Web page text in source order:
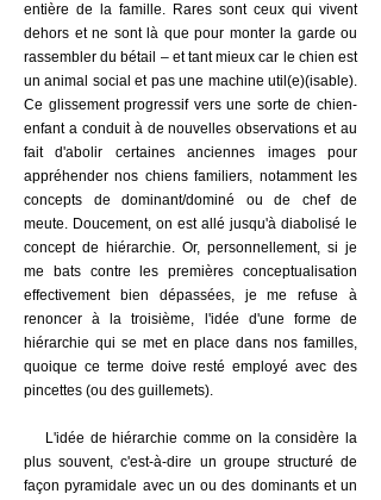
entière de la famille. Rares sont ceux qui vivent
dehors et ne sont là que pour monter la garde ou
rassembler du bétail – et tant mieux car le chien est
un animal social et pas une machine util(e)(isable).
Ce glissement progressif vers une sorte de chien-
enfant a conduit à de nouvelles observations et au
fait d'abolir certaines anciennes images pour
appréhender nos chiens familiers, notamment les
concepts de dominant/dominé ou de chef de
meute. Doucement, on est allé jusqu'à diabolisé le
concept de hiérarchie. Or, personnellement, si je
me bats contre les premières conceptualisation
effectivement bien dépassées, je me refuse à
renoncer à la troisième, l'idée d'une forme de
hiérarchie qui se met en place dans nos familles,
quoique ce terme doive resté employé avec des
pincettes (ou des guillemets).
L'idée de hiérarchie comme on la considère la
plus souvent, c'est-à-dire un groupe structuré de
façon pyramidale avec un ou des dominants et un